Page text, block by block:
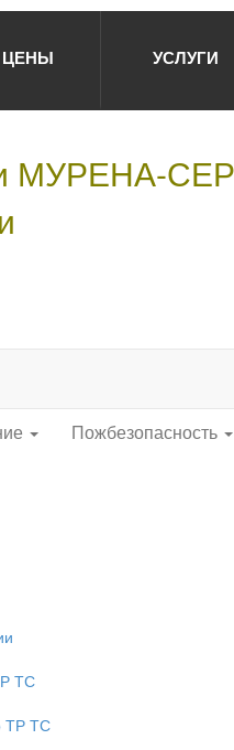
ЦЕНЫ УСЛУГИ
МУРЕНА-
Пожбезопасность
ТС
ТР ТС